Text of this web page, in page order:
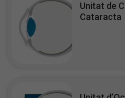
Unitat de
Cataracta